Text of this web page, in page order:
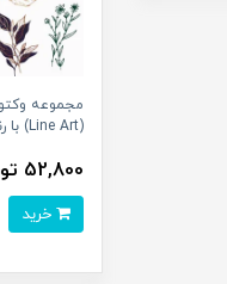
مجموعه
(Line Art) با رنگ طلایی و سبز
52,800 تومان